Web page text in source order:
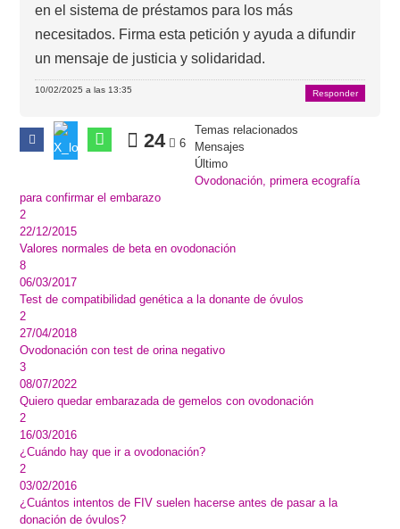
en el sistema de préstamos para los más
necesitados. Firma esta petición y ayuda a difundir
un mensaje de justicia y solidaridad.
10/02/2025 a las 13:35 Responder
24 6
Temas relacionados
Mensajes
Último
Ovodonación, primera ecografía
para confirmar el embarazo
2
22/12/2015
Valores normales de beta en ovodonación
8
06/03/2017
Test de compatibilidad genética a la donante de óvulos
2
27/04/2018
Ovodonación con test de orina negativo
3
08/07/2022
Quiero quedar embarazada de gemelos con ovodonación
2
16/03/2016
¿Cuándo hay que ir a ovodonación?
2
03/02/2016
¿Cuántos intentos de FIV suelen hacerse antes de pasar a la
donación de óvulos?